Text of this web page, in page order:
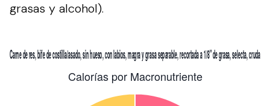
grasas y alcohol).